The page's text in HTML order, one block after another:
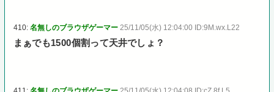
410:名無しのブラウザゲーマー 25/11/05(水) 12:04:00 ID:9M.wx.L22
まぁでも1500個割って天井でしょ？